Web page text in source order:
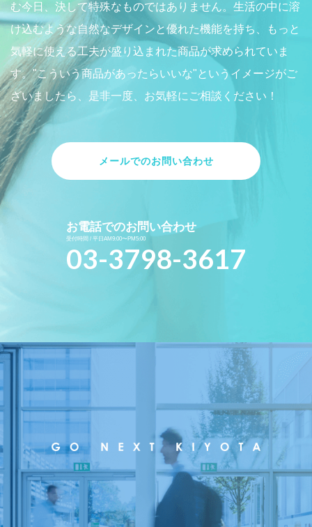
む今日、決して特殊なものではありません。生活の中に溶
け込むような自然なデザインと優れた機能を持ち、もっと
気軽に使える工夫が盛り込まれた商品が求められていま
す。"こういう商品があったらいいな"というイメージがご
ざいましたら、是非一度、お気軽にご相談ください！
メールでのお問い合わせ
お電話でのお問い合わせ
受付時間 / 平日AM9:00〜PM5:00
03-3798-3617